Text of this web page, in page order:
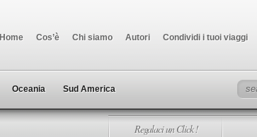
Home Cos’è Chi siamo Autori Condividi i tuoi viaggi
Oceania Sud America
Regalaci un Click !